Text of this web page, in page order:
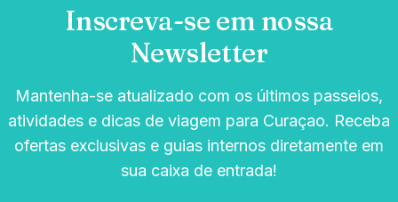
Inscreva-se em nossa
Newsletter
Mantenha-se atualizado com os últimos passeios,
atividades e dicas de viagem para Curaçao. Receba
ofertas exclusivas e guias internos diretamente em
sua caixa de entrada!